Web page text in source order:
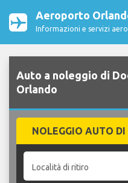
Aeroporto
Informazioni e servizi
Auto a noleggio di
Orlando
NOLEGGIO AUTO
Località di ritiro